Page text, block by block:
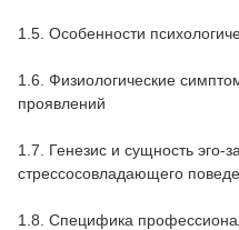
1.5. Особенности
1.6. Физиологические
проявлений
1.7. Генезис и сущность эго-
стрессосовладающего
1.8. Специфика